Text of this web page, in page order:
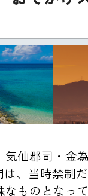
仙郡司・金
、当時禁制
ものとなって